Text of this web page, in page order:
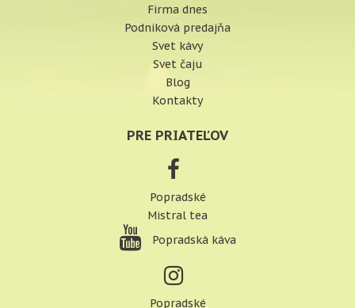
Firma dnes
Podniková predajňa
Svet kávy
Svet čaju
Blog
Kontakty
PRE PRIATEĽOV
Popradské
Mistral tea
Popradská káva
Popradské